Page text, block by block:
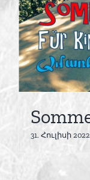
31. Հուլիսի 2022